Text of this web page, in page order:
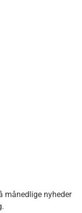
månedlige nyheder